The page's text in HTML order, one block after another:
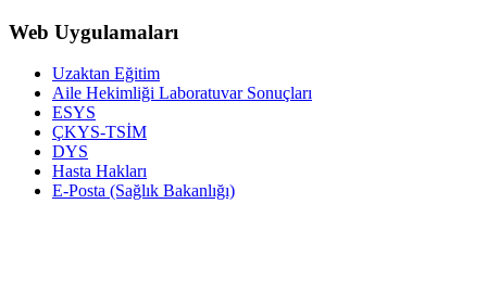
Web Uygulamaları
Uzaktan Eğitim
Aile Hekimliği Laboratuvar Sonuçları
ESYS
ÇKYS-TSİM
DYS
Hasta Hakları
E-Posta (Sağlık Bakanlığı)